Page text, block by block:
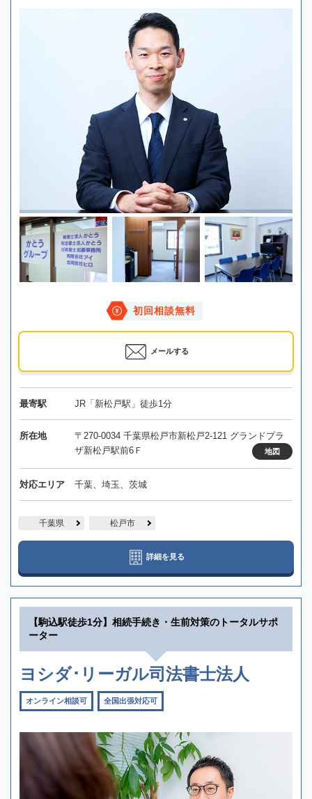
初回相談無料
メールする
最寄駅 JR「新松戸駅」徒歩1分
所在地
〒270-0034 千葉県松戸市新松戸2-121 グランドプラ
ザ新松戸駅前6Ｆ
地図
対応エリア 千葉、埼玉、茨城
千葉県 松戸市
詳細を見る
【駒込駅徒歩1分】相続手続き・生前対策のトータルサポ
ーター
ヨシダ･リーガル司法書士法人
オンライン相談可 全国出張対応可